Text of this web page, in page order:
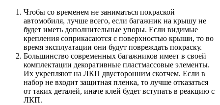
Чтобы со временем не заниматься покраской
автомобиля, лучше всего, если багажник на крышу не
будет иметь дополнительные упоры. Если видимые
крепления соприкасаются с поверхностью крыши, то во
время эксплуатации они будут повреждать покраску.
Большинство современных багажников имеет в своей
комплектации декоративные пластмассовые элементы.
Их укрепляют на ЛКП двусторонним скотчем. Если в
набор не входит защитная пленка, то лучше отказаться
от таких деталей, иначе клей будет вступать в реакцию с
ЛКП.